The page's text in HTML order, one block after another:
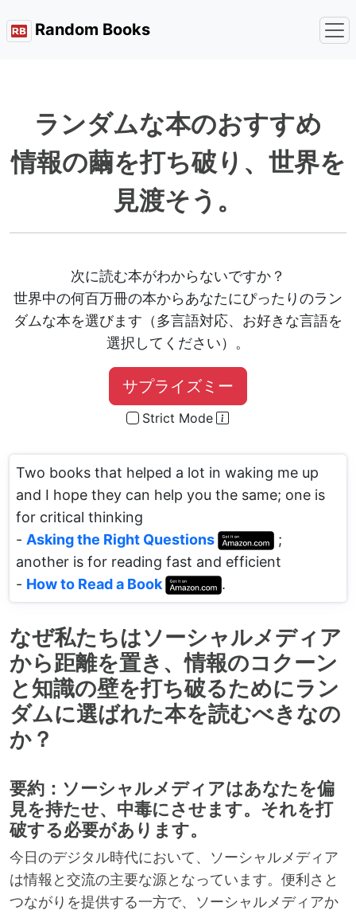
Random Books
ランダムな本のおすすめ
情報の繭を打ち破り、世界を
見渡そう。
次に読む本がわからないですか？
世界中の何百万冊の本からあなたにぴったりのラン
ダムな本を選びます（多言語対応、お好きな言語を
選択してください）。
サプライズミー
Strict Mode
Two books that helped a lot in waking me up
and I hope they can help you the same; one is
for critical thinking
- Asking the Right Questions
;
another is for reading fast and efficient
- How to Read a Book .
なぜ私たちはソーシャルメディア
から距離を置き、情報のコクーン
と知識の壁を打ち破るためにラン
ダムに選ばれた本を読むべきなの
か？
要約：ソーシャルメディアはあなたを偏
見を持たせ、中毒にさせます。それを打
破する必要があります。
今日のデジタル時代において、ソーシャルメディア
は情報と交流の主要な源となっています。便利さと
つながりを提供する一方で、ソーシャルメディアか